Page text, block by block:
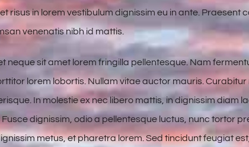
risus in lorem vestibulum dignissim eu in ante. Praesent
venenatis nibh id mattis.
neque sit amet lorem fringilla pellentesque. Nam
lorem lobortis. Nullam vitae auctor mauris.
In molestie ex nec libero mattis, in dignissim diam
dignissim, odio a pellentesque luctus, nunc tortor
metus, et pharetra lorem. Sed tincidunt feugiat